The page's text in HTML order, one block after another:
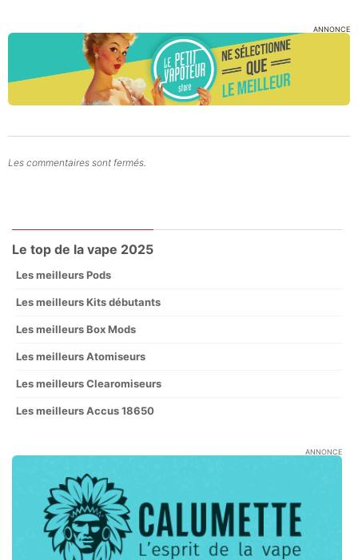
ANNONCE
Les commentaires sont fermés.
Le top de la vape 2025
Les meilleurs Pods
Les meilleurs Kits débutants
Les meilleurs Box Mods
Les meilleurs Atomiseurs
Les meilleurs Clearomiseurs
Les meilleurs Accus 18650
ANNONCE